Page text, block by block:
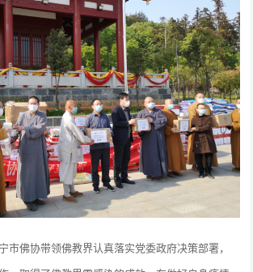
市佛协带领佛教界认真落实党委政府决策部署，